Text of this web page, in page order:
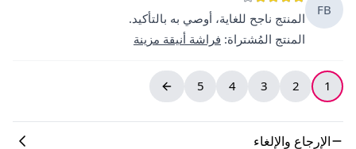
FB
المنتج ناجح للغاية، أوصي به بالتأكيد.
المنتج المُشتراة: فراشة أنيقة مزينة
1
2
3
4
5
الإرجاع والإلغاء